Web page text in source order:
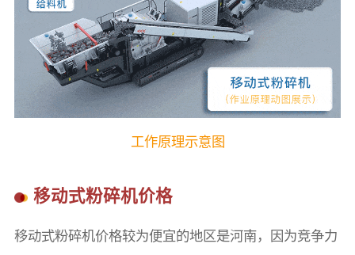
工作原理示意图
移动式粉碎机价格
移动式粉碎机价格较为便宜的地区是河南，因为竞争力